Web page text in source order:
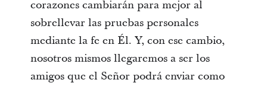
corazones cambiarán para mejor al
sobrellevar las pruebas personales
mediante la fe en Él. Y, con ese cambio,
nosotros mismos llegaremos a ser los
amigos que el Señor podrá enviar como